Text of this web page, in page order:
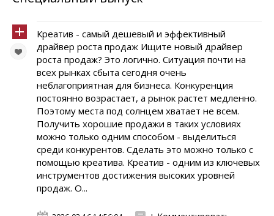
Креатив - самый дешевый и эффективный
драйвер роста продаж Ищите новый драйвер
роста продаж? Это логично. Ситуация почти на
всех рынках сбыта сегодня очень
неблагоприятная для бизнеса. Конкуренция
постоянно возрастает, а рынок растет медленно.
Поэтому места под солнцем хватает не всем.
Получить хорошие продажи в таких условиях
можно только одним способом - выделиться
среди конкурентов. Сделать это можно только с
помощью креатива. Креатив - одним из ключевых
инструментов достижения высоких уровней
продаж. О...